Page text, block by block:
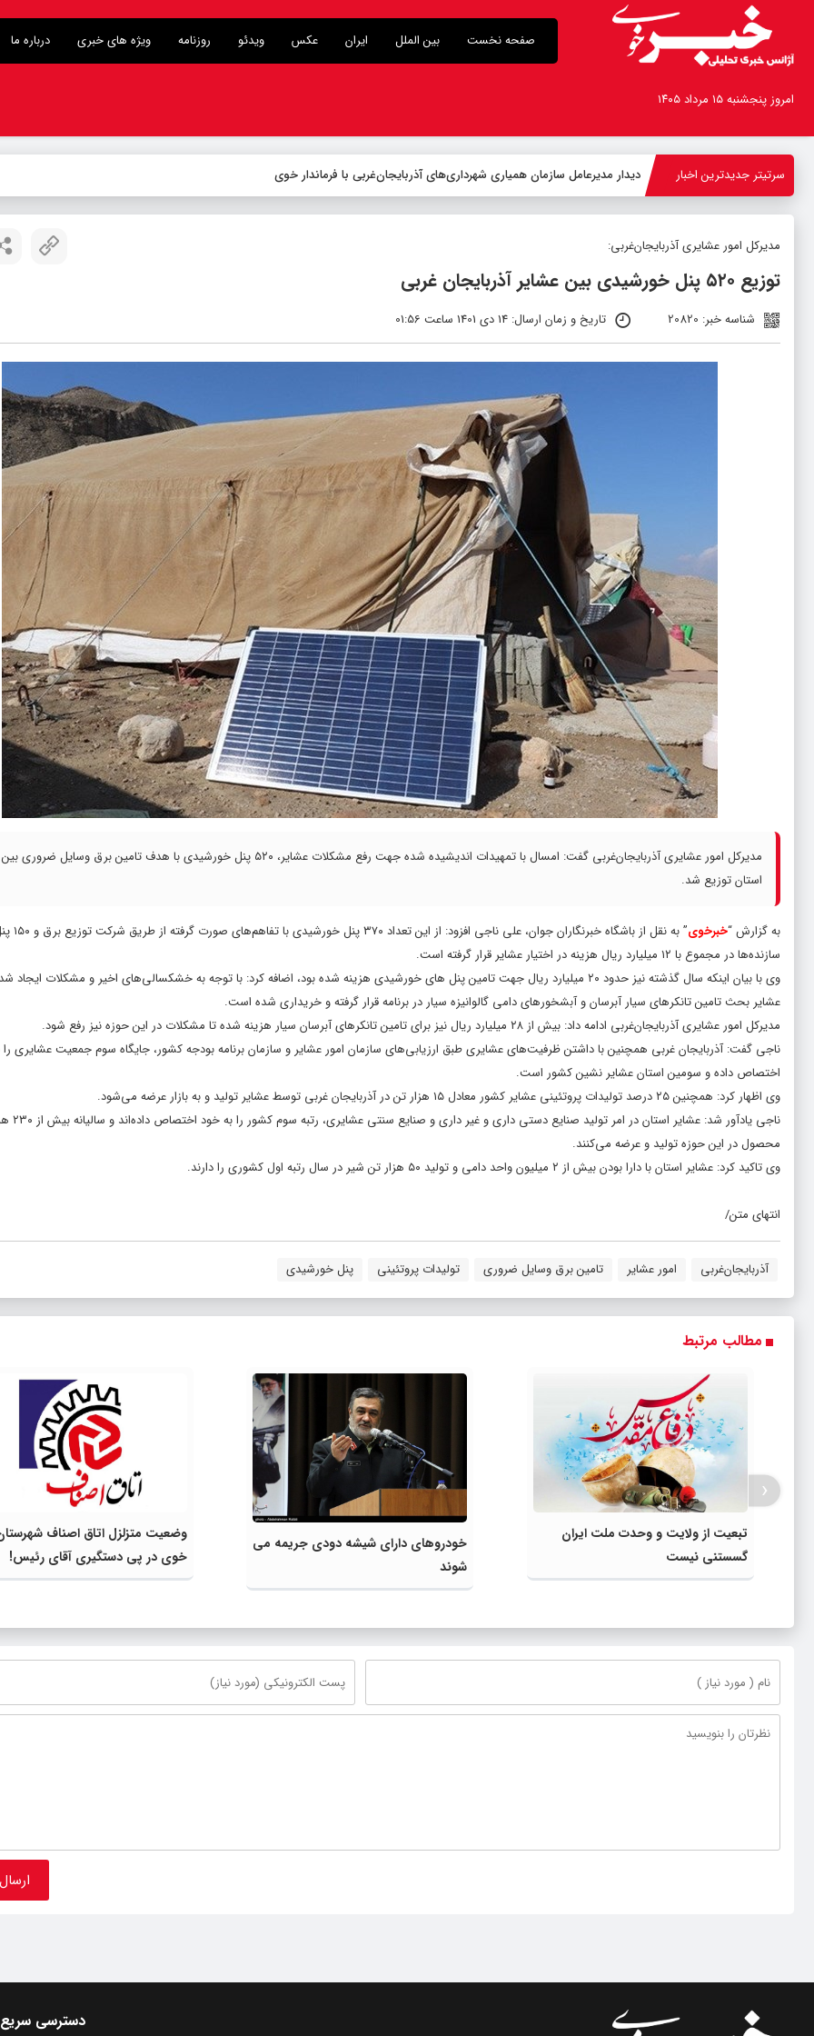
صفحه نخست بین الملل ایران عکس ویدئو روزنامه ویژه های خبری درباره ما
امروز پنجشنبه ۱۵ مرداد ۱۴۰۵
سرتیتر جدیدترین اخبار دیدار مدیرعامل سازمان همیاری شهرداری‌های آذربایجان‌غربی با فرماندار خوی
مدیرکل امور عشایری آذربایجان‌غربی:
توزیع ۵۲۰ پنل خورشیدی بین عشایر آذربایجان غربی
شناسه خبر: 20820 تاریخ و زمان ارسال: 14 دی 1401 ساعت 01:56
مدیرکل امور عشایری آذربایجان‌غربی گفت: امسال با تمهیدات اندیشیده شده جهت رفع مشکلات عشایر، ۵۲۰ پنل خورشیدی با هدف تامین برق
استان توزیع شد.
به گزارش “خبرخوی
” به نقل از
سازنده‌ها در مجموع با ۱۲ میلیارد ریال هزینه در اختیار عشایر قرار گرفته است.
وی با بیان اینکه سال گذشته نیز حدود ۲۰ میلیارد ریال جهت تامین پنل های خورشیدی هزینه شده بود، اضافه کرد: با توجه به خشکسالی‌های اخیر و مشکلات ایجاد
عشایر بحث تامین تانکرهای سیار آبرسان و آبشخورهای دامی گالوانیزه سیار در برنامه قرار گرفته و خریداری شده است.
مدیرکل امور عشایری آذربایجان‌غربی ادامه داد: بیش از ۲۸ میلیارد ریال نیز برای تامین تانکرهای آبرسان سیار هزینه شده تا مشکلات در این حوزه نیز رفع شود.
ناجی گفت: آذربایجان غربی همچنین با داشتن ظرفیت‌های عشایری طبق ارزیابی‌های سازمان امور عشایر و سازمان برنامه بودجه کشور، جایگاه سوم جمعیت عشایری
اختصاص داده و سومین استان عشایر نشین کشور است.
وی اظهار کرد: همچنین ۲۵ درصد تولیدات پروتئینی عشایر کشور معادل ۱۵ هزار تن در آذربایجان غربی توسط عشایر تولید و به بازار عرضه می‌شود.
ناجی یادآور شد: عشایر
محصول در این حوزه تولید و عرضه می‌کنند.
وی تاکید کرد: عشایر استان با دارا بودن بیش از ۲ میلیون واحد دامی و تولید ۵۰ هزار تن شیر در سال رتبه اول کشوری را دارند.
انتهای متن/
آذربایجان‌غربی امور عشایر تامین برق وسایل ضروری تولیدات پروتئینی پنل خورشیدی
مطالب مرتبط
تبعیت از ولایت و وحدت ملت ایران
گسستنی نیست
خودروهای دارای شیشه دودی جریمه می
شوند
وضعیت متزلزل اتاق اصناف
خوی در پی دستگیری آقای رئیس!
‹
دسترسی سریع